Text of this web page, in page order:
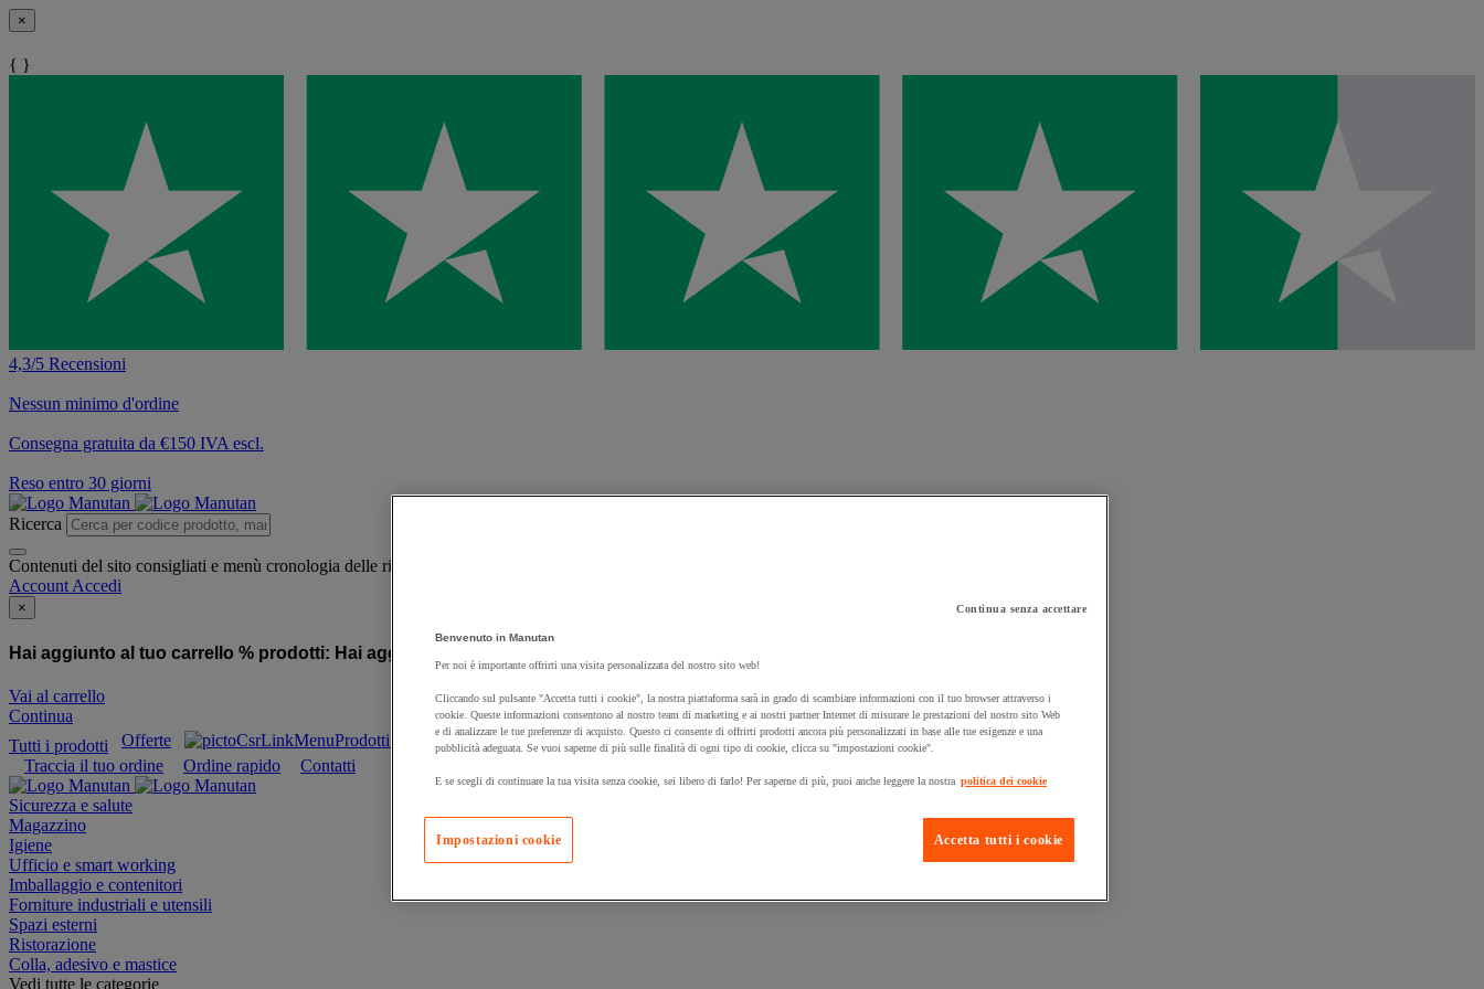
×
{ }
4,3/5 Recensioni
Nessun minimo d'ordine
Consegna gratuita da €150 IVA escl.
Reso entro 30 giorni
Ricerca
Contenuti del sito consigliati e menù cronologia delle ricerche
Account Accedi
×
Hai aggiunto al tuo carrello % prodotti: Hai aggiunto al tuo carrello un prodotto:
Vai al carrello
Continua
Tutti i prodotti
Offerte Prodotti sostenibili Manutan Expert
Prodotti in pronta consegna
Traccia il tuo ordine
Ordine rapido Contatti
Sicurezza e salute
Magazzino
Igiene
Ufficio e smart working
Imballaggio e contenitori
Forniture industriali e utensili
Spazi esterni
Ristorazione
Colla, adesivo e mastice
Vedi tutte le categorie
Continua senza accettare
Benvenuto in Manutan
Per noi è importante offrirti una visita personalizzata del nostro sito web!
Cliccando sul pulsante "Accetta tutti i cookie", la nostra piattaforma sarà in grado di scambiare informazioni con il tuo browser attraverso i
cookie. Queste informazioni consentono al nostro team di marketing e ai nostri partner Internet di misurare le prestazioni del nostro sito Web
e di analizzare le tue preferenze di acquisto. Questo ci consente di offrirti prodotti ancora più personalizzati in base alle tue esigenze e una
pubblicità adeguata. Se vuoi saperne di più sulle finalità di ogni tipo di cookie, clicca su "impostazioni cookie".
E se scegli di continuare la tua visita senza cookie, sei libero di farlo! Per saperne di più, puoi anche leggere la nostra politica dei cookie
Accetta tutti i cookie
Impostazioni cookie